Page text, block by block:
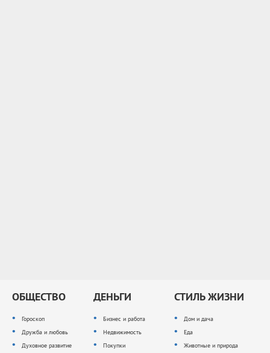
ОБЩЕСТВО
Гороскоп
Дружба и любовь
Духовное развитие
ДЕНЬГИ
Бизнес и работа
Недвижимость
Покупки
СТИЛЬ ЖИЗНИ
Дом и дача
Еда
Животные и природа